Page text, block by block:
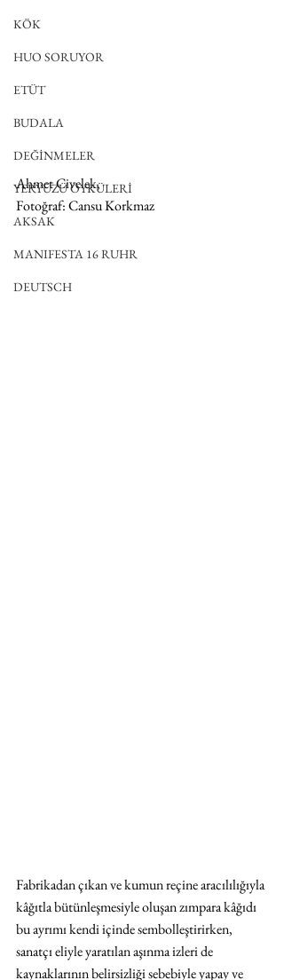
KÖK
HUO SORUYOR
ETÜT
BUDALA
DEĞİNMELER
YERYÜZÜ ÖYKÜLERİ
AKSAK
MANIFESTA 16 RUHR
DEUTSCH
Ahmet Civelek,
Fotoğraf: Cansu Korkmaz
Fabrikadan çıkan ve kumun reçine aracılılığıyla
kâğıtla bütünleşmesiyle oluşan zımpara kâğıdı
bu ayrımı kendi içinde sembolleştirirken,
sanatçı eliyle yaratılan aşınma izleri de
kaynaklarının belirsizliği sebebiyle yapay ve